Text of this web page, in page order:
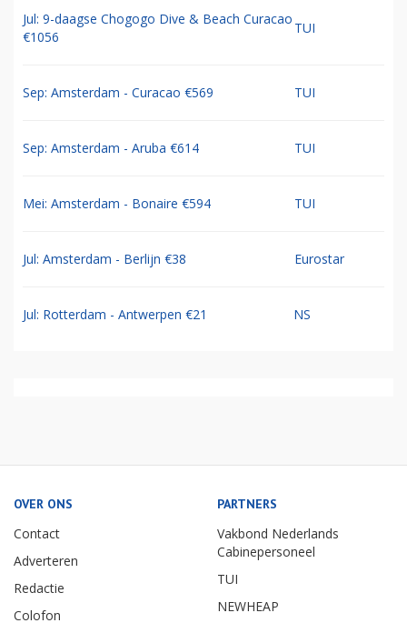
Jul: 9-daagse Chogogo Dive & Beach Curacao
€1056
TUI
Sep: Amsterdam - Curacao €569 TUI
Sep: Amsterdam - Aruba €614 TUI
Mei: Amsterdam - Bonaire €594 TUI
Jul: Amsterdam - Berlijn €38 Eurostar
Jul: Rotterdam - Antwerpen €21 NS
OVER ONS
Contact
Adverteren
Redactie
Colofon
PARTNERS
Vakbond Nederlands
Cabinepersoneel
TUI
NEWHEAP